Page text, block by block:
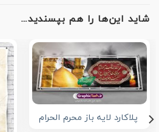
شاید این‌ها را هم بپسندید…
پلاکارد لایه باز محرم الحرام